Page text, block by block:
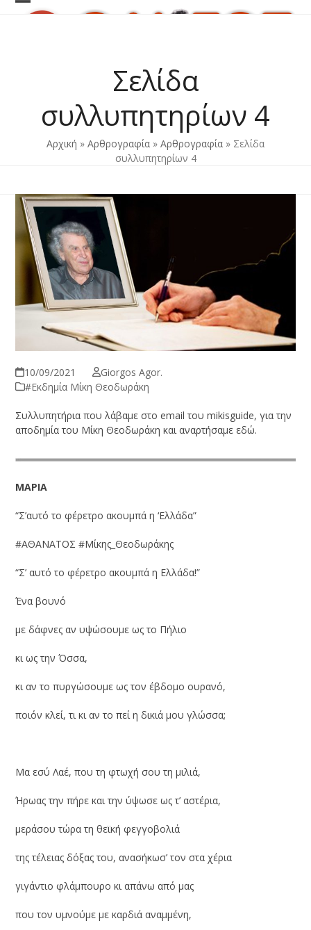
Skip
Open
Close
Σελίδα
συλλυπητηρίων 4
Αρχική » Αρθρογραφία » Αρθρογραφία » Σελίδα
συλλυπητηρίων 4
10/09/2021
Giorgos Agor.
#Εκδημία Μίκη Θεοδωράκη
Συλλυπητήρια που λάβαμε στο email του mikisguide, για την
αποδημία του Μίκη Θεοδωράκη και αναρτήσαμε εδώ.
ΜΑΡΙΑ
“Σ’αυτό το φέρετρο ακουμπά η ‘Ελλάδα”
#ΑΘΑΝΑΤΟΣ #Μίκης_Θεοδωράκης
“Σ’ αυτό το φέρετρο ακουμπά η Ελλάδα!”
Ένα βουνό
με δάφνες αν υψώσουμε ως το Πήλιο
κι ως την Όσσα,
κι αν το πυργώσουμε ως τον έβδομο ουρανό,
ποιόν κλεί, τι κι αν το πεί η δικιά μου γλώσσα;
Μα εσύ Λαέ, που τη φτωχή σου τη μιλιά,
Ήρωας την πήρε και την ύψωσε ως τ’ αστέρια,
μεράσου τώρα τη θεϊκή φεγγοβολιά
της τέλειας δόξας του, ανασήκωσ’ τον στα χέρια
γιγάντιο φλάμπουρο κι απάνω από μας
που τον υμνούμε με καρδιά αναμμένη,